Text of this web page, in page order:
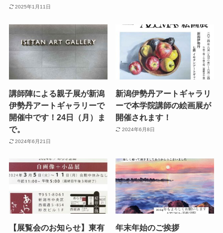
2025年1月11日
講師陣による親子展が新潟
伊勢丹アートギャラリーで
開催中です！24日（月）ま
で。
2024年6月21日
新潟伊勢丹アートギャラリ
ーで本学院講師の絵画展が
開催されます！
2024年6月8日
【展覧会のお知らせ】東有
年末年始のご挨拶